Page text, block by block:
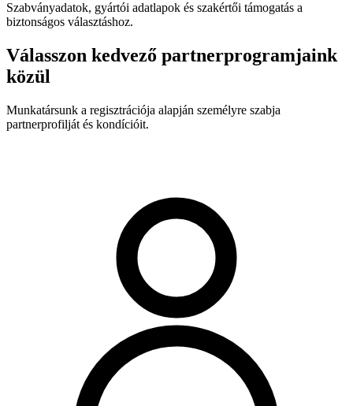
Szabványadatok, gyártói adatlapok és szakértői támogatás a
biztonságos választáshoz.
Válasszon kedvező partnerprogramjaink
közül
Munkatársunk a regisztrációja alapján személyre szabja
partnerprofilját és kondícióit.